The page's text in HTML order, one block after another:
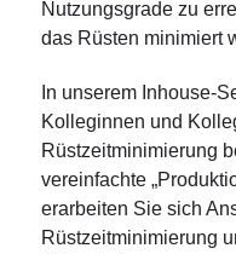
Nutzungsgrade zu
das Rüsten minimiert
In unserem Inhouse-
Kolleginnen und
Rüstzeitminimierung
vereinfachte
erarbeiten Sie sich
Rüstzeitminimierung